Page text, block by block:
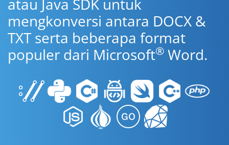
atau Java SDK untuk
mengkonversi antara DOCX &
TXT serta beberapa format
populer dari Microsoft® Word.